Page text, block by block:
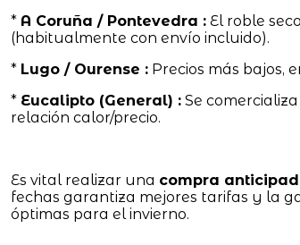
* A Coruña / Pontevedra :El roble
(habitualmente con envío incluido).
* Lugo / Ourense :Precios más bajos,
* Eucalipto (General) :Se
relación calor/precio.
Es vital realizar una compra
fechas garantiza mejores tarifas y la
óptimas para el invierno.